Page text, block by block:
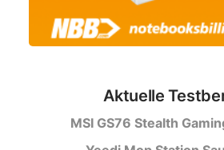
Aktuelle
MSI GS76 Stealth